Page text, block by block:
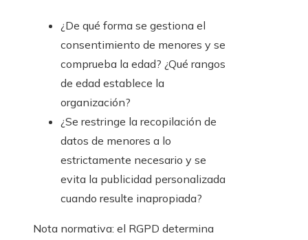
¿De qué forma se gestiona el
consentimiento de menores y se
comprueba la edad? ¿Qué rangos
de edad establece la
organización?
¿Se restringe la recopilación de
datos de menores a lo
estrictamente necesario y se
evita la publicidad personalizada
cuando resulte inapropiada?
Nota normativa: el RGPD determina